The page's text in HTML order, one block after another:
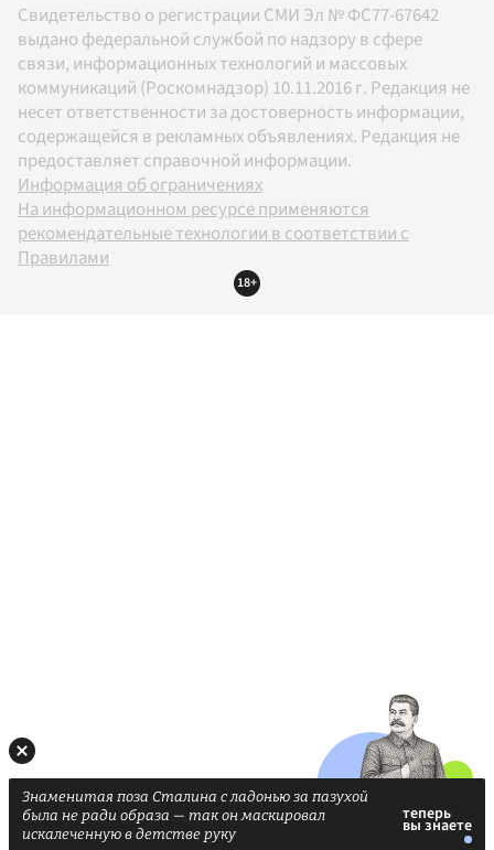
Свидетельство о регистрации СМИ Эл № ФС77-67642
выдано федеральной службой по надзору в сфере
связи, информационных технологий и массовых
коммуникаций (Роскомнадзор) 10.11.2016 г. Редакция не
несет ответственности за достоверность информации,
содержащейся в рекламных объявлениях. Редакция не
предоставляет справочной информации.
Информация об ограничениях
На информационном ресурсе применяются
рекомендательные технологии в соответствии с
Правилами
18+
Знаменитая поза Сталина с ладонью за пазухой
была не ради образа — так он маскировал
искалеченную в детстве руку